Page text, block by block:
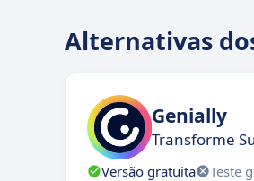
Alternativas
Genially
Transforme
Versão gratuita Teste